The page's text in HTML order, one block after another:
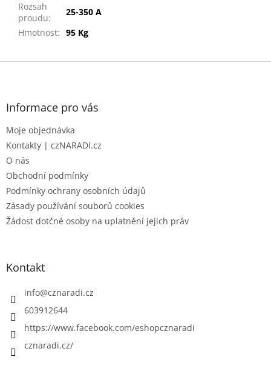
Rozsah
proudu:
25-350 A
Hmotnost: 95 Kg
Z
Informace pro vás
Moje objednávka
Kontakty | czNARADI.cz
O nás
Obchodní podmínky
Podmínky ochrany osobních údajů
Zásady používání souborů cookies
Žádost dotčné osoby na uplatnění jejich práv
Kontakt
info@cznaradi.cz
603912644
https://www.facebook.com/eshopcznaradi
cznaradi.cz/